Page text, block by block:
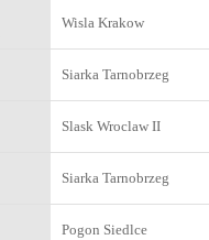
Wisla Krakow
Siarka Tarnobrzeg
Slask Wroclaw II
Siarka Tarnobrzeg
Pogon Siedlce